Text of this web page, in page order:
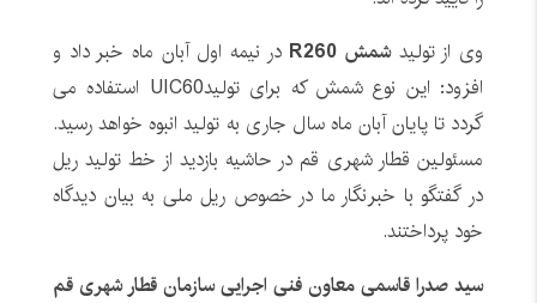
وی از تولید شمش R260 در نیمه اول آبان ماه خبر داد و
افزود: این نوع شمش که برای تولیدUIC60 استفاده می
گردد تا پایان آبان ماه سال جاری به تولید انبوه خواهد رسید.
مسئولین قطار شهری قم در حاشیه بازدید از خط تولید ریل
در گفتگو با خبرنگار ما در خصوص ریل ملی به بیان دیدگاه
خود پرداختند.
سید صدرا قاسمی معاون فنی اجرایی سازمان قطار شهری قم